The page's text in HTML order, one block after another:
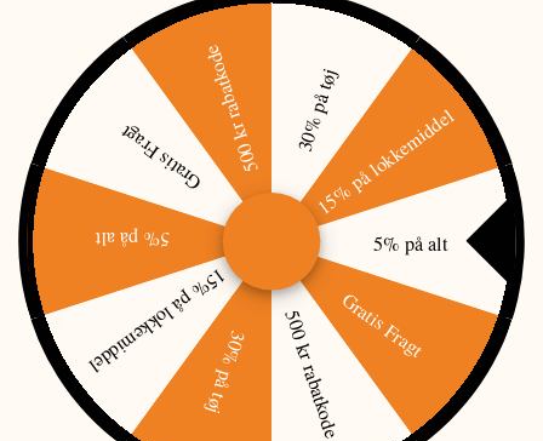
Passar perfekt tillDe Luxe Viltkorg(kom ihåg att välja rätt
storlek)
Tillverkad av kraftig PVC-belagd presenningsduk i
professionell lastbilskvalitet.
Extra höga sidor på hela 40 cm håller blod och smuts säkert
på plats.
Grönt utförande med öljetter och kraftigt svart snöre för
säker stängning.
Kan även användas som bagagerumsmatta.
Hopfällbar design med mycket liten packstorlek.
Slitstark, vattentät och enkel att rengöra.
Perfekt för transport av vilt, jaktutrustning eller annan
smutsig utrustning.
OBSERVERA
De Luxe Viltkorg medföljer inte
och visas endast som
illustration.
30% på tøj
15% på lokkemiddel
5% på alt
Gratis Fragt
500 kr rabatkode
30% på tøj
15% på lokkemiddel
5% på alt
Gratis Fragt500 kr rabatkode